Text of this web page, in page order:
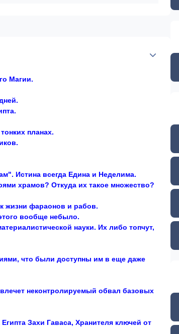
Магии.
планах.
Истина всегда Едина и Неделима.
храмов? Откуда их такое множество?
жизни фараонов и рабов.
вообще небыло.
науки. Их либо топчут,
что были доступны им в еще даже
неконтролируемый обвал базовых
Захи Гаваса, Хранителя ключей от